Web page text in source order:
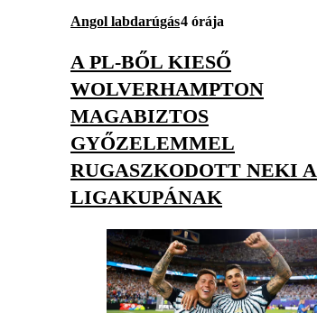
Angol labdarúgás4 órája
A PL-BŐL KIESŐ
WOLVERHAMPTON
MAGABIZTOS
GYŐZELEMMEL
RUGASZKODOTT NEKI A
LIGAKUPÁNAK